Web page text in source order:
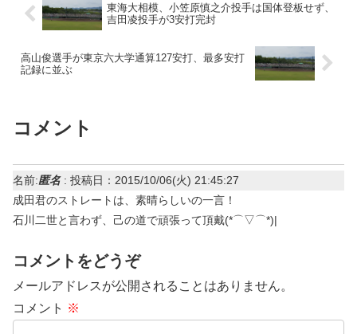
東海大相模、小笠原慎之介投手は国体登板せず、
吉田凌投手が3安打完封
高山俊選手が東京六大学通算127安打、最多安打
記録に並ぶ
コメント
名前:匿名: 投稿日：2015/10/06(火) 21:45:27
成田君のストレートは、素晴らしいの一言！
石川二世と言わず、己の道で頑張って頂戴(*⌒▽⌒*)|
コメントをどうぞ
メールアドレスが公開されることはありません。
コメント ※